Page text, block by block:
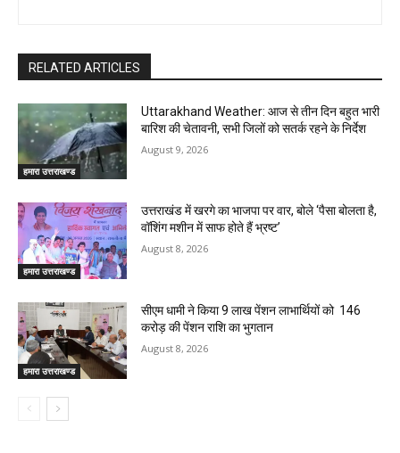
RELATED ARTICLES
हमारा उत्तराखण्ड
Uttarakhand Weather: आज से तीन दिन बहुत भारी
बारिश की चेतावनी, सभी जिलों को सतर्क रहने के निर्देश
August 9, 2026
हमारा उत्तराखण्ड
उत्तराखंड में खरगे का भाजपा पर वार, बोले ‘पैसा बोलता है,
वॉशिंग मशीन में साफ होते हैं भ्रष्ट’
August 8, 2026
हमारा उत्तराखण्ड
सीएम धामी ने किया 9 लाख पेंशन लाभार्थियों को ₹ 146
करोड़ की पेंशन राशि का भुगतान
August 8, 2026